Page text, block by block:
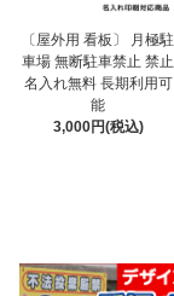
〔屋外用 看板〕 月極駐
車場 無断駐車禁止 禁止
名入れ無料 長期利用可
能
3,000円(税込)